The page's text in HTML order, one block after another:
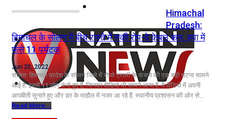
नोएडा
दिल्ली/NCR
राजनीति
कारोबार
खेल
Himachal
Pradesh:
हिमाचल के सोलन में बीच रास्ते में रुकी रोप-वे केबल कार, हवा में
फंसे 11 पर्यटक
Jun 20, 2022
सोलन: हिमाचल प्रदेश के सोलन जिले में रोपवे ट्राली के फंसने की एक बड़ी घटना सामने
आई है. इसमें 11 लोग फंसे हुए हैं, जिनका वीडियो भी सामने आया है. वे वीडियो में अपनी
आपबीती सुनाते हुए और डर के माहौल में नजर आ रहे हैं. स्थानीय प्रशासन की ओर से…
Read More...